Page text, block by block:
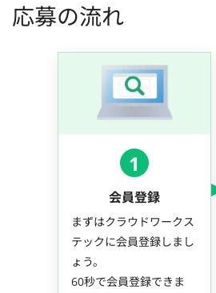
応募の流れ
1
会員登録
まずはクラウドワークス
テックに会員登録しまし
ょう。
60秒で会員登録できま